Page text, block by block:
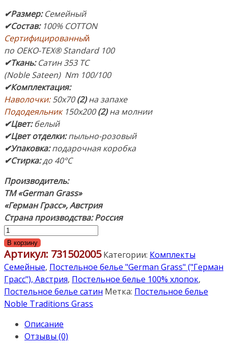
✔Размер:Семейный
✔Состав: 100% COTTON
Сертифицированный
по OEKO-TEX® Standard 100
✔Ткань:Сатин 353 ТС
(Noble Sateen) Nm 100/100
✔Комплектация:
Наволочки:50х70(2)на запахе
Пододеяльник150х200(2)на молнии
✔Цвет:белый
✔Цвет отделки:пыльно-розовый
✔Упаковка:подарочная коробка
✔Стирка:до 40°С
Производитель:
ТМ «German Grass»
«Герман Грасс»,Австрия
Страна производства: Россия
Количество
товара
Постельное
белье
«Vienna
Noble
Rose
Комплект
Семейный:
В корзину
Артикул: 731502005 Категории: Комплекты
Семейные, Постельное белье "German Grass" ("Герман
Грасс"), Австрия, Постельное белье 100% хлопок,
Постельное белье сатин Метка: Постельное белье
Noble Traditions Grass
Описание
Отзывы (0)